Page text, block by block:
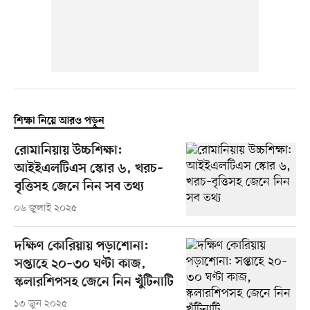
শিক্ষা নিয়ে আরও পড়ুন
রোমানিয়ায় উচ্চশিক্ষা:
আইইএলটিএস স্কোর ৬, খরচ–
বৃত্তিসহ জেনে নিন সব তথ্য
০৬ জুলাই ২০২৫
দক্ষিণ কোরিয়ায় পড়াশোনা:
সপ্তাহে ২০–৩০ ঘণ্টা কাজ,
স্কলারশিপসহ জেনে নিন খুঁটিনাটি
১৩ জুন ২০২৫